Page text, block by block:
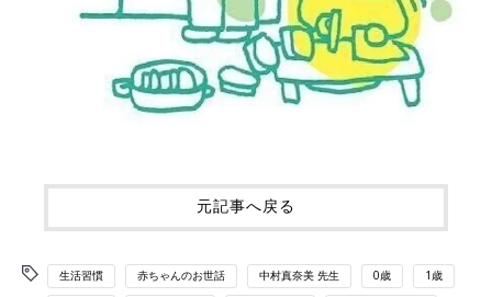
元記事へ戻る
生活習慣 赤ちゃんのお世話 中村真奈美 先生 0歳 1歳